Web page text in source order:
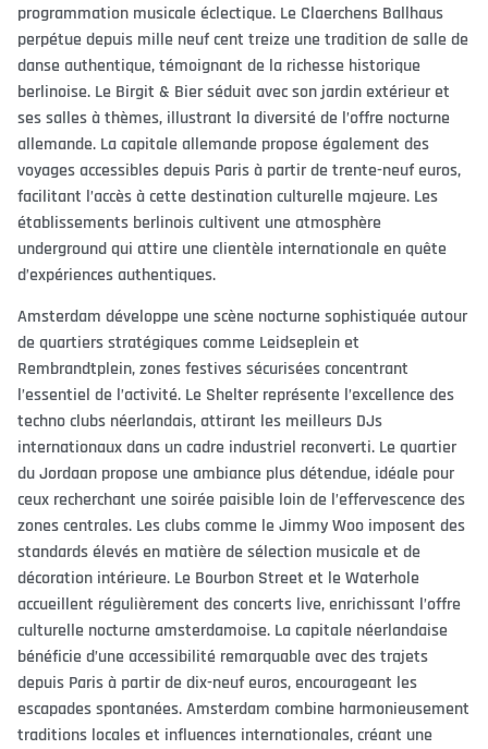
programmation musicale éclectique. Le Claerchens Ballhaus
perpétue depuis mille neuf cent treize une tradition de salle de
danse authentique, témoignant de la richesse historique
berlinoise. Le Birgit & Bier séduit avec son jardin extérieur et
ses salles à thèmes, illustrant la diversité de l’offre nocturne
allemande. La capitale allemande propose également des
voyages accessibles depuis Paris à partir de trente-neuf euros,
facilitant l’accès à cette destination culturelle majeure. Les
établissements berlinois cultivent une atmosphère
underground qui attire une clientèle internationale en quête
d’expériences authentiques.
Amsterdam développe une scène nocturne sophistiquée autour
de quartiers stratégiques comme Leidseplein et
Rembrandtplein, zones festives sécurisées concentrant
l’essentiel de l’activité. Le Shelter représente l’excellence des
techno clubs néerlandais, attirant les meilleurs DJs
internationaux dans un cadre industriel reconverti. Le quartier
du Jordaan propose une ambiance plus détendue, idéale pour
ceux recherchant une soirée paisible loin de l’effervescence des
zones centrales. Les clubs comme le Jimmy Woo imposent des
standards élevés en matière de sélection musicale et de
décoration intérieure. Le Bourbon Street et le Waterhole
accueillent régulièrement des concerts live, enrichissant l’offre
culturelle nocturne amsterdamoise. La capitale néerlandaise
bénéficie d’une accessibilité remarquable avec des trajets
depuis Paris à partir de dix-neuf euros, encourageant les
escapades spontanées. Amsterdam combine harmonieusement
traditions locales et influences internationales, créant une